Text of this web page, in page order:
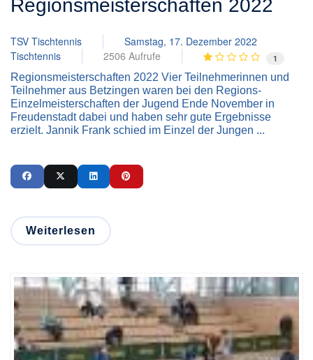
Regionsmeisterschaften 2022
TSV Tischtennis
Samstag, 17. Dezember 2022
Tischtennis
2506 Aufrufe 1
Regionsmeisterschaften 2022 Vier Teilnehmerinnen und
Teilnehmer aus Betzingen waren bei den Regions-
Einzelmeisterschaften der Jugend Ende November in
Freudenstadt dabei und haben sehr gute Ergebnisse
erzielt. Jannik Frank schied im Einzel der Jungen ...
Weiterlesen